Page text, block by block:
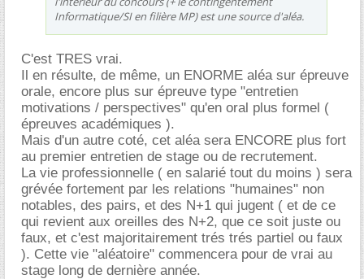
Informatique/SI en filière MP) est une source d'aléa.
C'est TRES vrai.
Il en résulte, de même, un ENORME aléa sur épreuve
orale, encore plus sur épreuve type "entretien
motivations / perspectives" qu'en oral plus formel (
épreuves académiques ).
Mais d'un autre coté, cet aléa sera ENCORE plus fort
au premier entretien de stage ou de recrutement.
La vie professionnelle ( en salarié tout du moins ) sera
grévée fortement par les relations "humaines" non
notables, des pairs, et des N+1 qui jugent ( et de ce
qui revient aux oreilles des N+2, que ce soit juste ou
faux, et c'est majoritairement trés trés partiel ou faux
). Cette vie "aléatoire" commencera pour de vrai au
stage long de dernière année.